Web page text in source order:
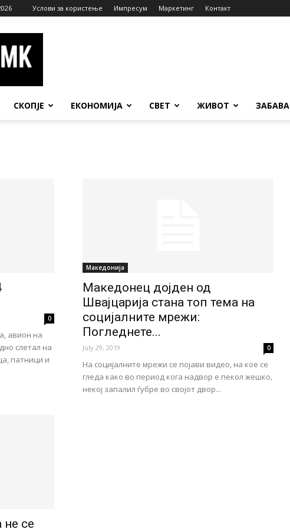
Услови за користење Импресум Маркетинг Контакт
СКОПЈЕ ЕКОНОМИЈА СВЕТ ЖИВОТ ЗАБАВА
0
авион на
слетал на
патници и
Македонија
Македонец дојден од
Швајцарија стана топ тема на
социјалните мрежи:
Погледнете...
July 29, 2019 0
На социјалните мрежи се појави видео, на кoе се
гледа како во период кога надвор е пекол жешко,
некој запалил ѓубре во својот двор...
не се